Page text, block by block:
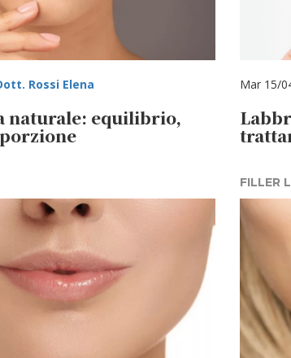
Rossi Elena
naturale: equilibrio,
Mar 15/
FILLER